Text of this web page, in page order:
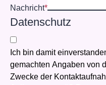
Nachricht*
Datenschutz
Ich bin damit
gemachten Angaben von
Zwecke der